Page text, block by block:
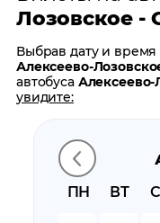
Возврат
Заказ
Лозовское -
ПН
ВТ
Выбрав дату и время
Алексеево-
автобусаАлексеево-
увидите:
время прибытия
время в пути
цену билета